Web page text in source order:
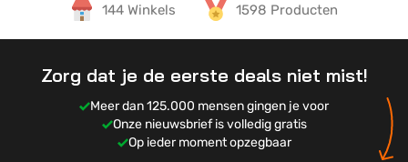
144 Winkels 1598 Producten
Zorg dat je de eerste deals niet mist!
Meer dan 125.000 mensen gingen je voor
Onze nieuwsbrief is volledig gratis
Op ieder moment opzegbaar